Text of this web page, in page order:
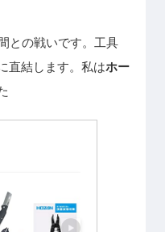
との戦いです。工具
直結します。私はホー